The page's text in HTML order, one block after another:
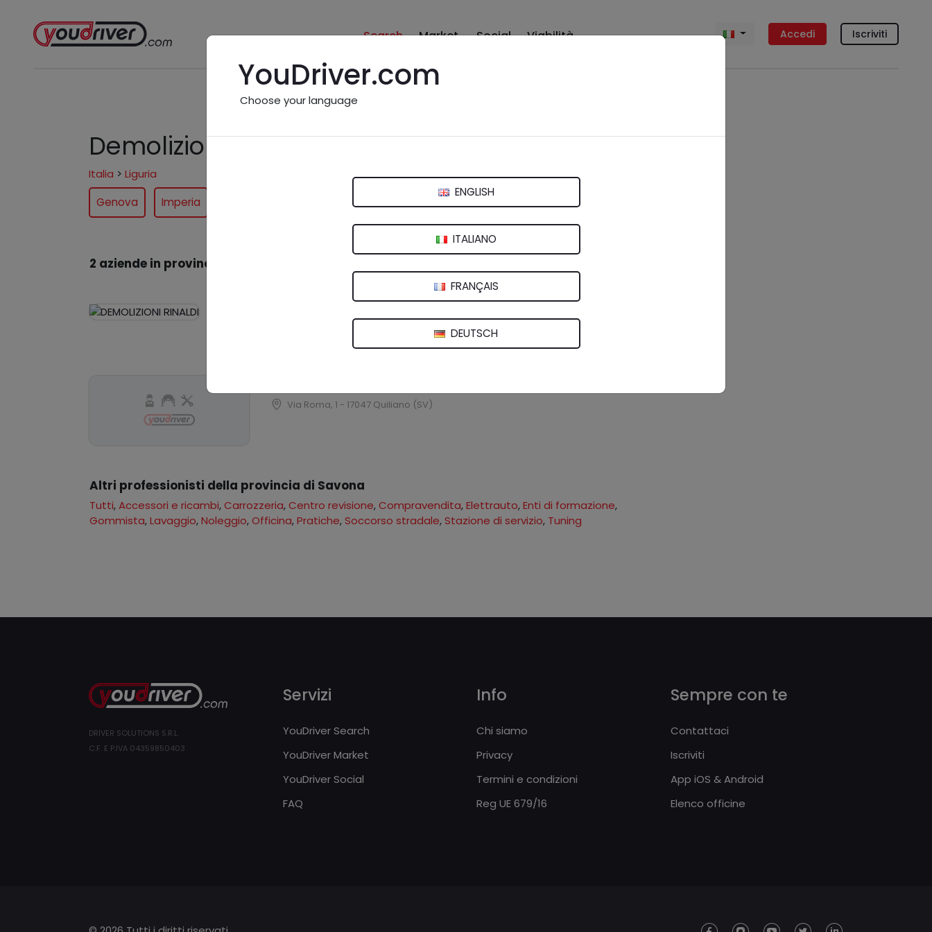
Search Market Social Viabilità Accedi Iscriviti
Demolizione vicino a me: Savona e provincia
Italia > Liguria
Genova
Imperia
2 aziende in provincia
Via Roma, 1 - 17047 Quiliano (SV)
Altri professionisti della provincia di Savona
Tutti,Accessori e ricambi,Carrozzeria,Centro revisione,Compravendita,Elettrauto,Enti di formazione,
Gommista,Lavaggio,Noleggio,Officina,Pratiche,Soccorso stradale,Stazione di servizio, Tuning
YouDriver.com
Choose your language
ENGLISH
ITALIANO
FRANÇAIS
DEUTSCH
DRIVER SOLUTIONS S.R.L.
C.F. E P.IVA 04359850403
Servizi
YouDriver Search
YouDriver Market
YouDriver Social
FAQ
Info
Chi siamo
Privacy
Termini e condizioni
Reg UE 679/16
Sempre con te
Contattaci
Iscriviti
App iOS & Android
Elenco officine